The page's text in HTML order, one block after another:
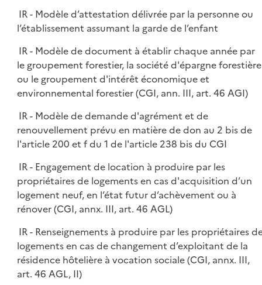
e
r
l
i
e
r
p
l
i
r
IR - Modèle d’attestation délivrée par la personne ou
l’établissement assumant la garde de l’enfant
IR - Modèle de document à établir chaque année par
le groupement forestier, la société d'épargne forestière
ou le groupement d'intérêt économique et
environnemental forestier (CGI, ann. III, art. 46 AGI)
IR - Modèle de demande d'agrément et de
renouvellement prévu en matière de don au 2 bis de
l'article 200 et f du 1 de l'article 238 bis du CGI
IR - Engagement de location à produire par les
propriétaires de logements en cas d'acquisition d’un
logement neuf, en l’état futur d’achèvement ou à
rénover (CGI, annx. III, art. 46 AGL)
IR - Renseignements à produire par les propriétaires
logements en cas de changement d’exploitant de la
résidence hôtelière à vocation sociale (CGI, annx. III,
art. 46 AGL, II)